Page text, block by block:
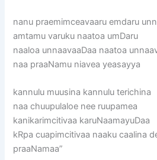
nanu praemimceavaaru emdaru
amtamu varuku naatoa umDaru
naaloa unnaavaaDaa naatoa
naa praaNamu niavea
kannulu muusina kannulu terichina
naa chuupulaloe nee ruupamea
kanikarimcitivaa karuNaamayuDaa
kRpa cuapimcitivaa naaku caalina
praaNamaa”